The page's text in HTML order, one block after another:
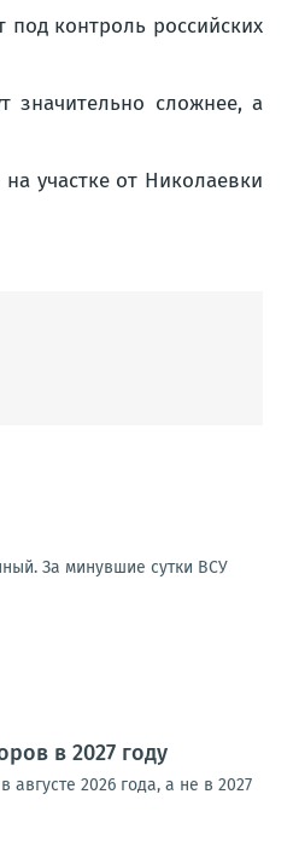
под контроль российских
значительно сложнее, а
участке от Николаевки
За минувшие сутки ВСУ
в 2027 году
2026 года, а не в 2027